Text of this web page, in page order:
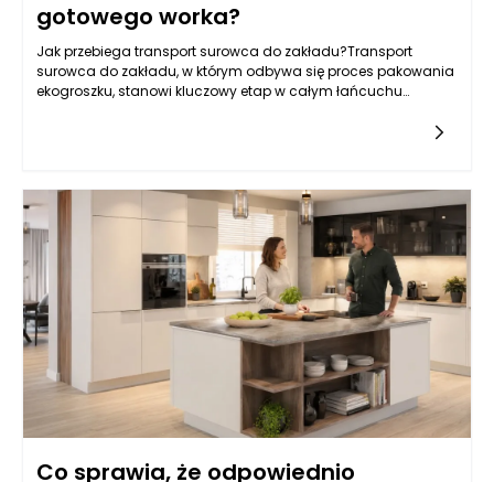
gotowego worka?
Jak przebiega transport surowca do zakładu?Transport
surowca do zakładu, w którym odbywa się proces pakowania
ekogroszku, stanowi kluczowy etap w całym łańcuchu
Co sprawia, że odpowiednio